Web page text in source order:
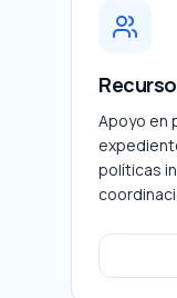
Apoyo en
políticas